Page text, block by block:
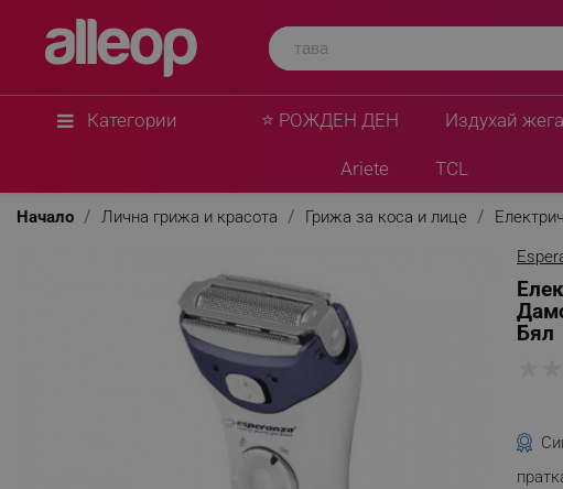
Категории ⭐ РОЖДЕН ДЕН Издухай
Ariete TCL
Начало Лична грижа и красота Грижа за коса и лице
Бял